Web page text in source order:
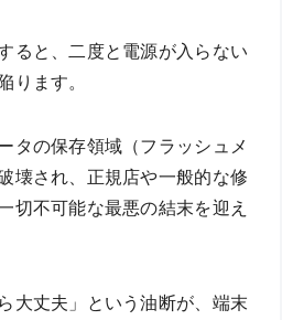
ると、二度と電源が入らない
ります。
タの保存領域（フラッシュメ
壊され、正規店や一般的な修
切不可能な最悪の結末を迎え
大丈夫」という油断が、端末